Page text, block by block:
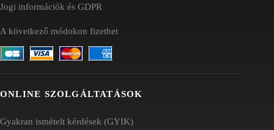
Jogi információk és GDPR
A következő módokon fizethet
ONLINE SZOLGÁLTATÁSOK
Gyakran ismételt kérdések (GYIK)